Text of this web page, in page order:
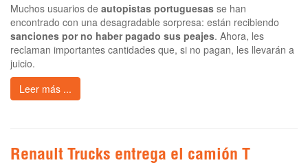
Muchos usuarios de autopistas portuguesas se han
encontrado con una desagradable sorpresa: están recibiendo
sanciones por no haber pagado sus peajes. Ahora, les
reclaman importantes cantidades que, si no pagan, les llevarán a
juicio.
Leer más ...
Renault Trucks entrega el camión T